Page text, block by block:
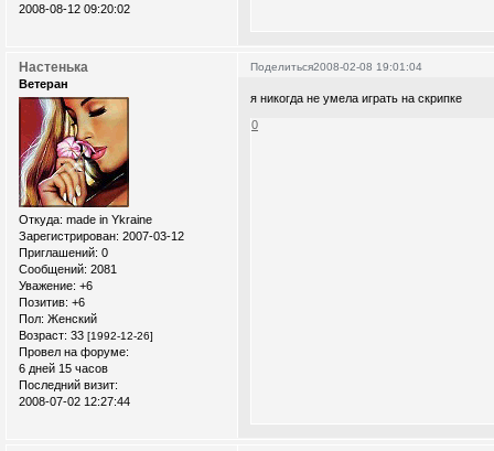
2008-08-12 09:20:02
Поделиться2008-02-08 19:01:04
Настенька
Ветеран
Откуда: made in Ykraine
Зарегистрирован: 2007-03-12
Приглашений: 0
Сообщений: 2081
Уважение: +6
Позитив: +6
Пол: Женский
Возраст: 33 [1992-12-26]
Провел на форуме:
6 дней 15 часов
Последний визит:
2008-07-02 12:27:44
я никогда не умела играть на скрипке
0